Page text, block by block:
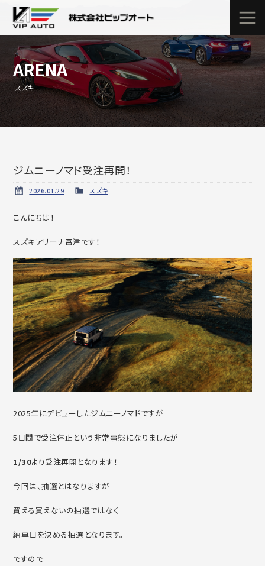
ARENA
スズキ
ジムニーノマド受注再開！
2026.01.29 スズキ
こんにちは！
スズキアリーナ富津です！
2025年にデビューしたジムニーノマドですが
5日間で受注停止という非常事態になりましたが
1/30より受注再開となります！
今回は、抽選とはなりますが
買える買えないの抽選ではなく
納車日を決める抽選となります。
ですので